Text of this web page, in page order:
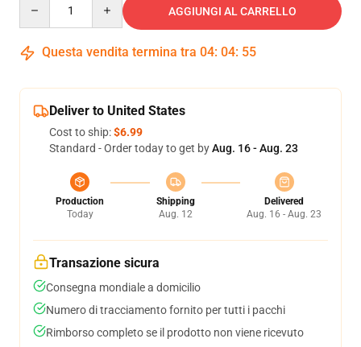
AGGIUNGI AL CARRELLO
Questa vendita termina tra 04: 04: 54
Deliver to United States
Cost to ship:$6.99
Standard - Order today to get byAug. 16 - Aug. 23
Production
Today
Shipping
Aug. 12
Delivered
Aug. 16 - Aug. 23
Transazione sicura
Consegna mondiale a domicilio
Numero di tracciamento fornito per tutti i pacchi
Rimborso completo se il prodotto non viene ricevuto